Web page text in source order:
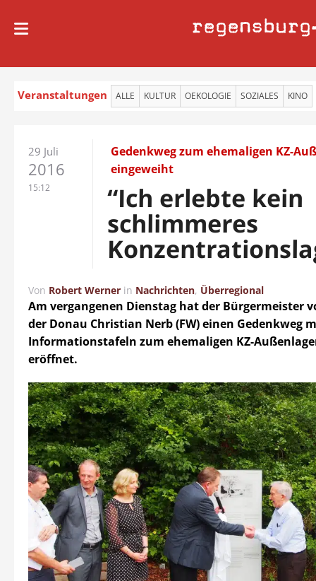
regensburg
Veranstaltungen ALLE KULTUR OEKOLOGIE SOZIALES KINO
29 Juli
2016
15:12
Gedenkweg zum ehemaligen KZ-
eingeweiht
“Ich erlebte kein
schlimmeres
Von Robert Werner in Nachrichten, Überregional
Am vergangenen Dienstag hat der Bürgermeister
der Donau Christian Nerb (FW) einen Gedenkweg
Informationstafeln zum ehemaligen KZ-
eröffnet.